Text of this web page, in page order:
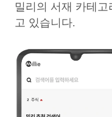
밀리의 서재 카테
고 있습니다.